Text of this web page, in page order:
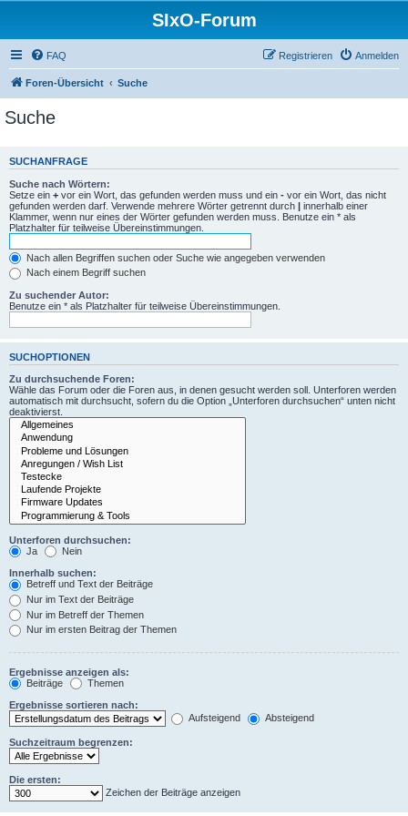
SIxO-Forum
FAQ Anmelden
Registrieren
Foren-Übersicht Suche
Suche
SUCHANFRAGE
Suche nach Wörtern:
Setze ein + vor ein Wort, das gefunden werden muss und ein - vor ein Wort, das nicht
gefunden werden darf. Verwende mehrere Wörter getrennt durch | innerhalb einer
Klammer, wenn nur eines der Wörter gefunden werden muss. Benutze ein * als
Platzhalter für teilweise Übereinstimmungen.
Nach allen Begriffen suchen oder Suche wie angegeben verwenden
Nach einem Begriff suchen
Zu suchender Autor:
Benutze ein * als Platzhalter für teilweise Übereinstimmungen.
SUCHOPTIONEN
Zu durchsuchende Foren:
Wähle das Forum oder die Foren aus, in denen gesucht werden soll. Unterforen werden
automatisch mit durchsucht, sofern du die Option „Unterforen durchsuchen“ unten nicht
deaktivierst.
Unterforen durchsuchen:
Ja
Nein
Innerhalb suchen:
Betreff und Text der Beiträge
Nur im Text der Beiträge
Nur im Betreff der Themen
Nur im ersten Beitrag der Themen
Ergebnisse anzeigen als:
Beiträge
Themen
Ergebnisse sortieren nach:
Aufsteigend
Absteigend
Suchzeitraum begrenzen:
Die ersten:
Zeichen der Beiträge anzeigen